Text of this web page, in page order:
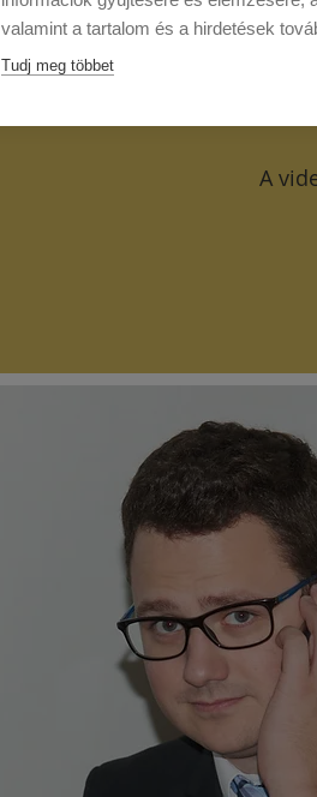
valamint a tartalom és a hirdetések
Tudj meg többet
A